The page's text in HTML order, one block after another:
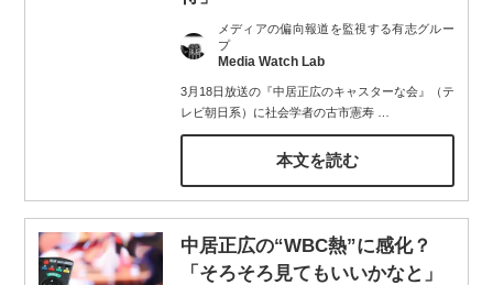
メディアの偏向報道を監視する有志グルー
プ
Media Watch Lab
3月18日放送の『中居正広のキャスターな会』（テ
レビ朝日系）に社会学者の古市憲寿…
本文を読む
中居正広の“WBC熱”に感化？
「そろそろ見てもいいかなと」